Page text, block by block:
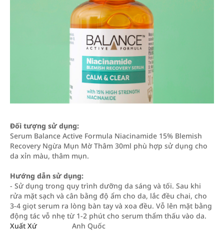
Đối tượng sử dụng:
Serum Balance Active Formula Niacinamide 15% Blemish
Recovery Ngừa Mụn Mờ Thâm 30ml phù hợp sử dụng cho
da xỉn màu, thâm mụn.
Hướng dẫn sử dụng:
- Sử dụng trong quy trình dưỡng da sáng và tối. Sau khi
rửa mặt sạch và cân bằng độ ẩm cho da, lắc đều chai, cho
3-4 giọt serum ra lòng bàn tay và xoa đều. Vỗ lên mặt bằng
động tác vỗ nhẹ từ 1-2 phút cho serum thẩm thấu vào da.
Xuất Xứ
Anh Quốc